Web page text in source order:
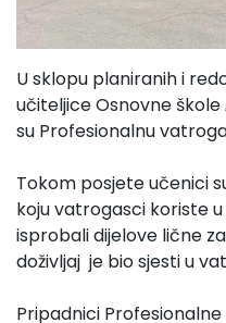
U sklopu planiranih i
učiteljice Osnovne škole
su Profesionalnu
Tokom posjete učenici
koju vatrogasci koriste
isprobali dijelove lične
doživljaj je bio sjesti u
Pripadnici